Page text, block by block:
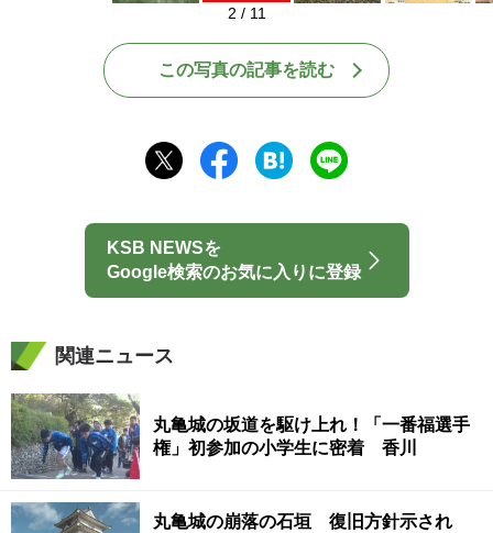
2 / 11
この写真の記事を読む
KSB NEWSを
Google検索のお気に入りに登録
関連ニュース
丸亀城の坂道を駆け上れ！「一番福選手
権」初参加の小学生に密着 香川
丸亀城の崩落の石垣 復旧方針示され